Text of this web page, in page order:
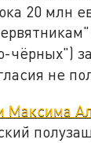
20 млн
чёрных")
не
Максима